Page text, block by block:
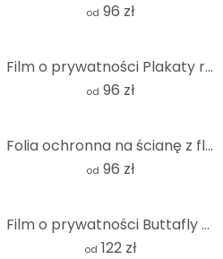
od 96 zł
Film o prywatności Plakaty rozdarte - Panorama
od 96 zł
Folia ochronna na ścianę z flagą francuską
od 96 zł
Film o prywatności Buttafly - Mardi Gras
od 122 zł